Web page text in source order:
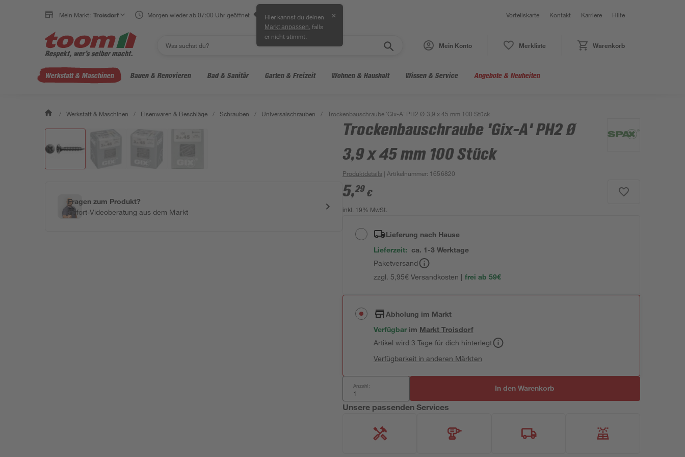
Mein Markt: Troisdorf Morgen wieder ab 07:00 Uhr geöffnet Hier kannst du deinen
Markt anpassen , falls
er nicht stimmt.
✕ Vorteilskarte Kontakt Karriere Hilfe
Mein Konto Merkliste Warenkorb
Werkstatt & Maschinen Bauen & Renovieren Bad & Sanitär Garten & Freizeit Wohnen & Haushalt Wissen & Service Angebote & Neuheiten
/ Werkstatt & Maschinen / Eisenwaren & Beschläge / Schrauben / Universalschrauben / Trockenbauschraube 'Gix-A' PH2 Ø 3,9 x 45 mm 100 Stück
Fragen zum Produkt?
Sofort-Videoberatung aus dem Markt
Trockenbauschraube 'Gix-A' PH2 Ø
3,9 x 45 mm 100 Stück
Produktdetails | Artikelnummer: 1656820
5,29 €
inkl. 19% MwSt.
Lieferung nach Hause
Lieferzeit: ca. 1-3 Werktage
Paketversand
zzgl. 5,95€ Versandkosten | frei ab 59€
Abholung im Markt
Verfügbar im MarktTroisdorf
Artikel wird 3 Tage für dich hinterlegt
Verfügbarkeit in anderen Märkten
Anzahl: In den Warenkorb
Unsere passenden Services